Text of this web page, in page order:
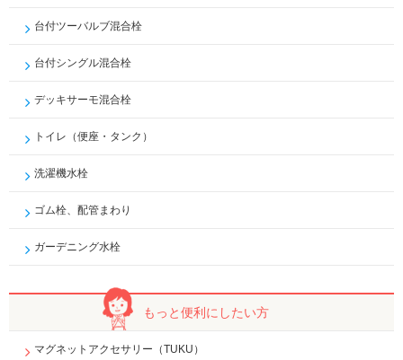
台付ツーバルブ混合栓
台付シングル混合栓
デッキサーモ混合栓
トイレ（便座・タンク）
洗濯機水栓
ゴム栓、配管まわり
ガーデニング水栓
もっと便利に したい方
マグネットアクセサリー（TUKU）